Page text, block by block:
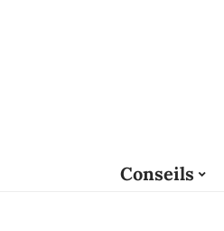
Conseils